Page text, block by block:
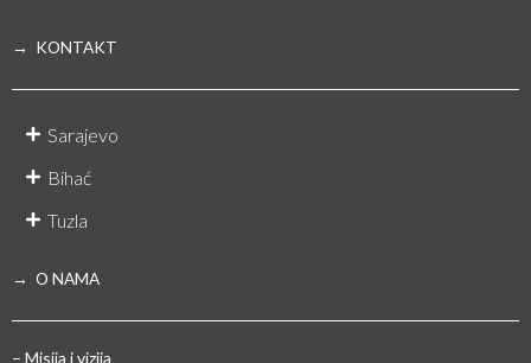
→ KONTAKT
Sarajevo
Bihać
Tuzla
→ O NAMA
– Misija i vizija